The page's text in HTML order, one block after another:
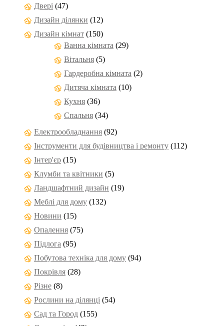
Двері (47)
Дизайн ділянки (12)
Дизайн кімнат (150)
Ванна кімната (29)
Вітальня (5)
Гардеробна кімната (2)
Дитяча кімната (10)
Кухня (36)
Спальня (34)
Електрообладнання (92)
Інструменти для будівництва і ремонту (112)
Інтер'єр (15)
Клумби та квітники (5)
Ландшафтний дизайн (19)
Меблі для дому (132)
Новини (15)
Опалення (75)
Підлога (95)
Побутова техніка для дому (94)
Покрівля (28)
Різне (8)
Рослини на ділянці (54)
Сад та Город (155)